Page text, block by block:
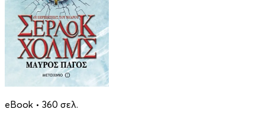
eBook • 360 σελ.